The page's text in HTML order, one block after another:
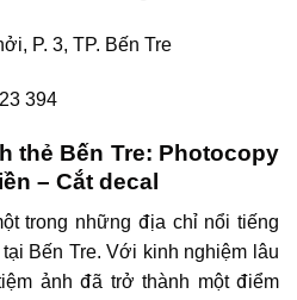
P. 3, TP. Bến Tre
394
thẻ Bến Tre: Photocopy
– Cắt decal
trong những địa chỉ nổi tiếng
Bến Tre. Với kinh nghiệm lâu
ảnh đã trở thành một điểm